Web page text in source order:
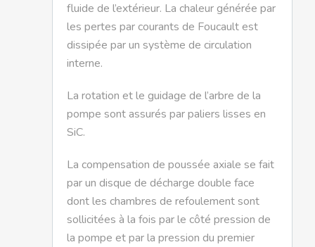
fluide de l’extérieur. La chaleur générée par
les pertes par courants de Foucault est
dissipée par un système de circulation
interne.
La rotation et le guidage de l’arbre de la
pompe sont assurés par paliers lisses en
SiC.
La compensation de poussée axiale se fait
par un disque de décharge double face
dont les chambres de refoulement sont
sollicitées à la fois par le côté pression de
la pompe et par la pression du premier